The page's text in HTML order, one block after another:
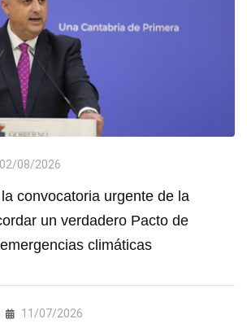
02/08/2026
convocatoria urgente de la
un verdadero Pacto de
climáticas
11/07/2026